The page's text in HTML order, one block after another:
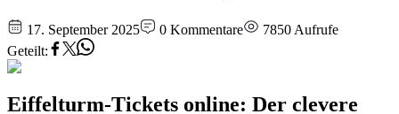
17. September 2025 0 Kommentare 7850 Aufrufe
Geteilt:
Eiffelturm-Tickets online: Der clevere